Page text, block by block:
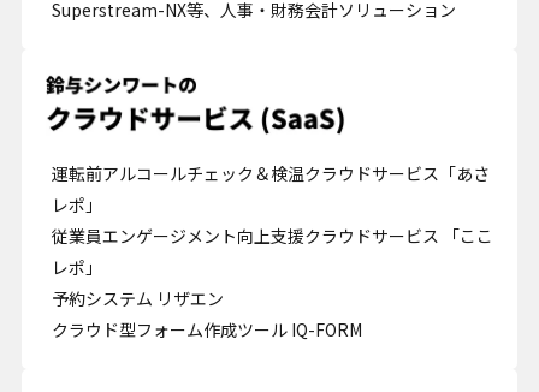
Superstream-NX等、人事・財務会計ソリューション
運転前アルコールチェック＆検温クラウドサービス「あさ
レポ」
従業員エンゲージメント向上支援クラウドサービス 「ここ
レポ」
予約システム リザエン
クラウド型フォーム作成ツール IQ-FORM
Cookie の確認と管理